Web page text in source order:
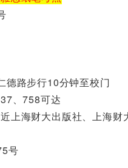
德路步行10分钟至校门
、758可达
上海财大出版社、上海财
号